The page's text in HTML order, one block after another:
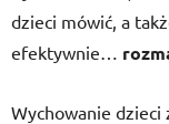
dzieci mówić, a
efektywnie…
Wychowanie dzieci